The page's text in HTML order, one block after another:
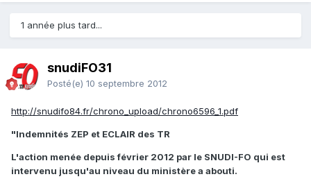
1 année plus tard...
snudiFO31
Posté(e) 10 septembre 2012
http://snudifo84.fr/chrono_upload/chrono6596_1.pdf
"Indemnités ZEP et ECLAIR des TR
L'action menée depuis février 2012 par le SNUDI-FO qui est
intervenu jusqu'au niveau du ministère a abouti.